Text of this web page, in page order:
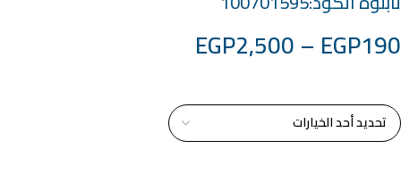
EGP190
–
EGP2,500